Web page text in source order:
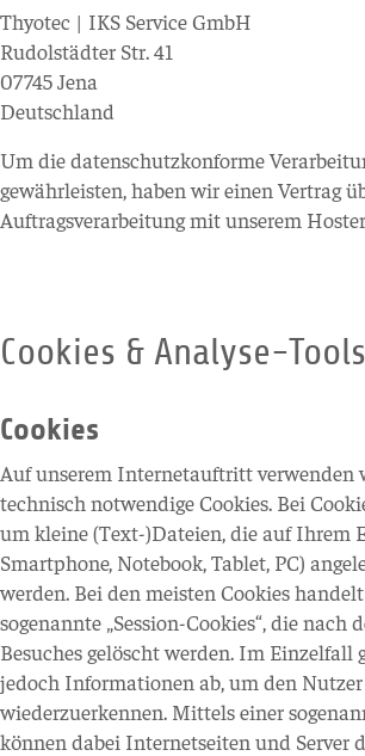
Thyotec | IKS Service GmbH
Rudolstädter Str. 41
07745 Jena
Deutschland
Um die datenschutzkonforme
gewährleisten, haben wir einen Vertrag
Auftragsverarbeitung mit unserem
Cookies & Analyse-Tools
Cookies
Auf unserem Internetauftritt verwenden
technisch notwendige Cookies. Bei
um kleine (Text-)Dateien, die auf Ihrem
Smartphone, Notebook, Tablet, PC)
werden. Bei den meisten Cookies
sogenannte „Session-Cookies“, die nach
Besuches gelöscht werden. Im Einzelfall
jedoch Informationen ab, um den
wiederzuerkennen. Mittels einer
können dabei Internetseiten und Server